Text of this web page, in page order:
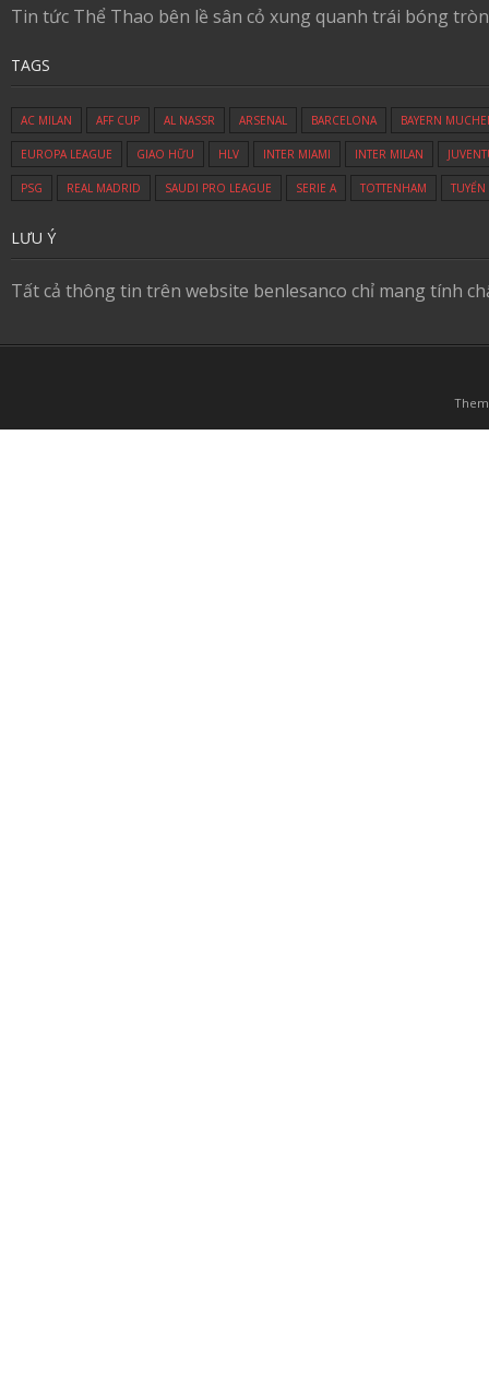
Tin tức Thể Thao bên lề sân cỏ xung quanh trái bóng
TAGS
AC MILAN AFF CUP AL NASSR ARSENAL BARCELONA BAYERN
EUROPA LEAGUE GIAO HỮU HLV INTER MIAMI INTER MILAN
PSG REAL MADRID SAUDI PRO LEAGUE SERIE A TOTTENHAM
LƯU Ý
Tất cả thông tin trên website benlesanco chỉ mang tính